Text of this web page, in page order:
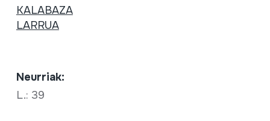
KALABAZA
LARRUA
Neurriak:
L.: 39